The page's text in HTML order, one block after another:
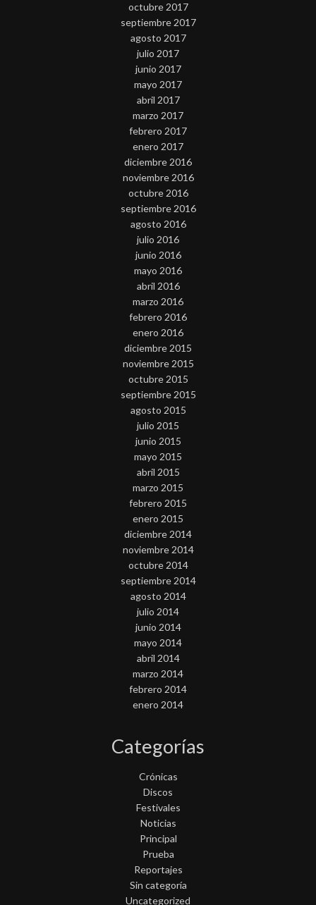
octubre 2017
septiembre 2017
agosto 2017
julio 2017
junio 2017
mayo 2017
abril 2017
marzo 2017
febrero 2017
enero 2017
diciembre 2016
noviembre 2016
octubre 2016
septiembre 2016
agosto 2016
julio 2016
junio 2016
mayo 2016
abril 2016
marzo 2016
febrero 2016
enero 2016
diciembre 2015
noviembre 2015
octubre 2015
septiembre 2015
agosto 2015
julio 2015
junio 2015
mayo 2015
abril 2015
marzo 2015
febrero 2015
enero 2015
diciembre 2014
noviembre 2014
octubre 2014
septiembre 2014
agosto 2014
julio 2014
junio 2014
mayo 2014
abril 2014
marzo 2014
febrero 2014
enero 2014
Categorías
Crónicas
Discos
Festivales
Noticias
Principal
Prueba
Reportajes
Sin categoría
Uncategorized